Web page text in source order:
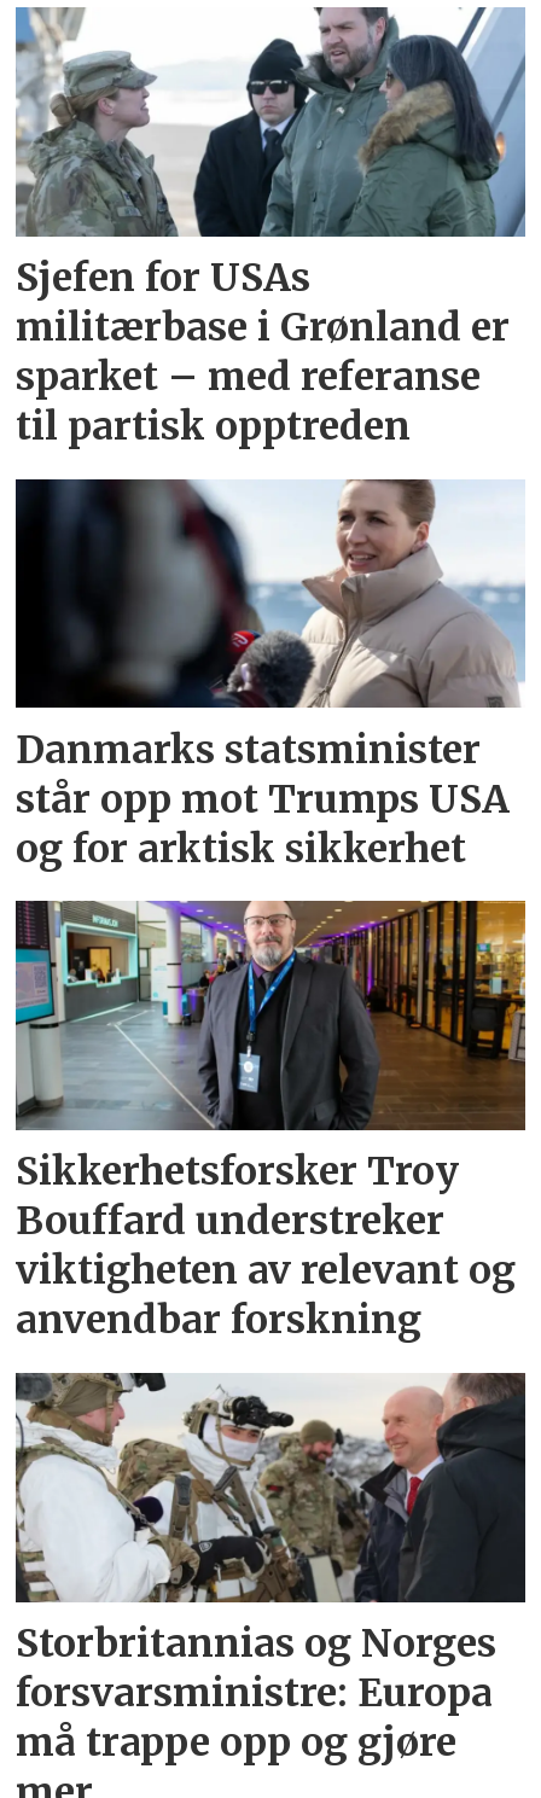
Sjefen for USAs
militærbase i Grønland er
sparket – med referanse
til partisk opptreden
Danmarks statsminister
står opp mot Trumps USA
og for arktisk sikkerhet
Sikkerhetsforsker Troy
Bouffard understreker
viktigheten av relevant og
anvendbar forskning
Storbritannias og Norges
forsvarsministre: Europa
må trappe opp og gjøre